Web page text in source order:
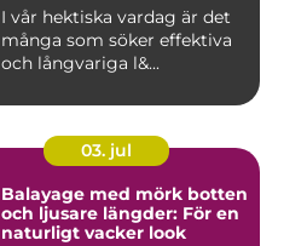
I vår hektiska vardag är det
många som söker effektiva
och långvariga l&...
03. jul
Balayage med mörk botten
och ljusare längder: För en
naturligt vacker look